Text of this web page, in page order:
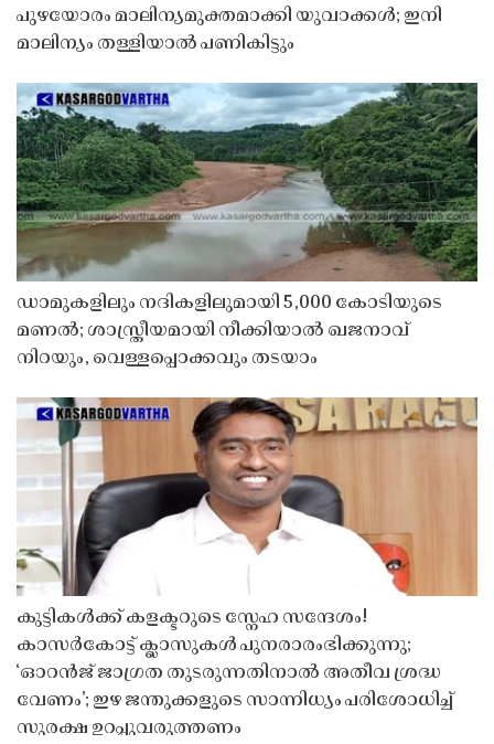
പുഴയോരം മാലിന്യമുക്തമാക്കി യുവാക്കൾ; ഇനി
മാലിന്യം തള്ളിയാൽ പണികിട്ടും
ഡാമുകളിലും നദികളിലുമായി 5,000 കോടിയുടെ
മണൽ; ശാസ്ത്രീയമായി നീക്കിയാൽ ഖജനാവ്
നിറയും, വെള്ളപ്പൊക്കവും തടയാം
കുട്ടികൾക്ക് കളക്ടറുടെ സ്നേഹ സന്ദേശം!
കാസർകോട്ട് ക്ലാസുകൾ പുനരാരംഭിക്കുന്നു;
‘ഓറൻജ് ജാഗ്രത തുടരുന്നതിനാൽ അതീവ ശ്രദ്ധ
വേണം’; ഇഴ ജന്തുക്കളുടെ സാന്നിധ്യം പരിശോധിച്ച്
സുരക്ഷ ഉറപ്പുവരുത്തണം